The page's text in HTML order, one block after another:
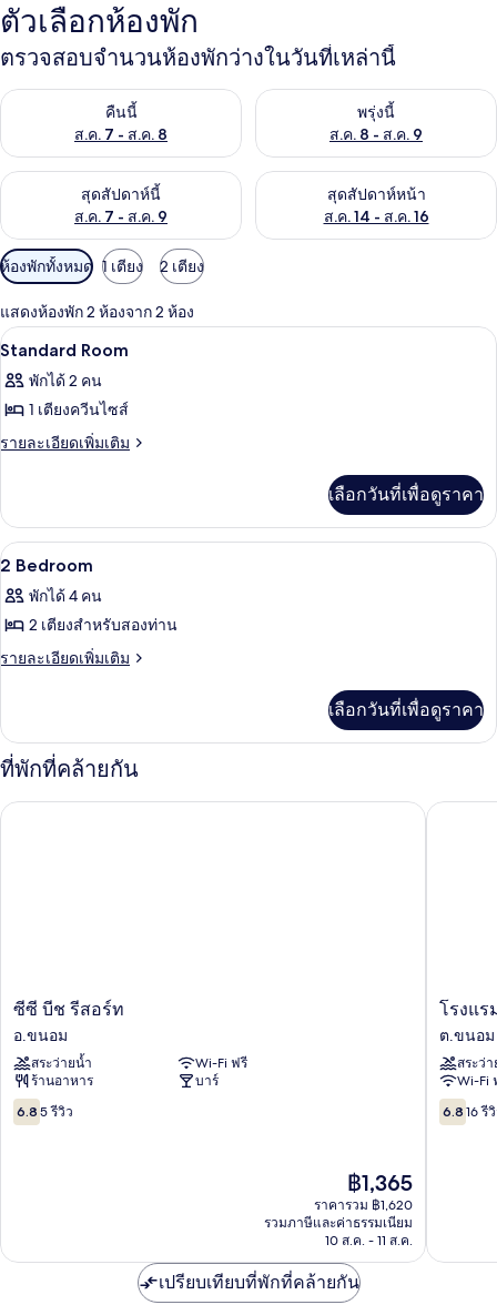
ตัวเลือกห้องพัก
ตรวจสอบจำนวนห้องพักว่างในวันที่เหล่านี้
คืนนี้
ส.ค. 7 - ส.ค. 8
ตรวจสอบจำนวนห้องพักว่างในคืนนี้ ส.ค. 7 - ส.ค. 8พรุ่งนี้
ส.ค. 8 - ส.ค. 9
ตรวจสอบจำนวนห้องพักว่างใน
สุดสัปดาห์นี้
ส.ค. 7 - ส.ค. 9
ตรวจสอบจำนวนห้องพักว่างในสุดสัปดาห์นี้ ส.ค. 7 - ส.ค. 9
สุดสัปดาห์หน้า
ส.ค. 14 - ส.ค. 16
ตรวจสอบจำนวนห้องพักว่างใน
ตัว
กรอง
ที่
มี
ให้
สำหรับ
พัก
ห้องพักทั้งหมด 1 เตียง 2 เตียง
แสดงห้องพัก 2 ห้องจาก 2 ห้อง
เปิด
ภาพถ่าย
ทั้งหมด
ของ
4
Standard Room
พักได้ 2 คน
1 เตียงควีนไซส์
รายละเอียดเพิ่มเติม
ราย
เกี่ยว
กับ
Standard
เลือกวันที่เพื่อดูราคา
เปิด
ภาพถ่าย
ทั้งหมด
ของ
5
2 Bedroom
พักได้ 4 คน
2 เตียงสำหรับสองท่าน
รายละเอียดเพิ่มเติม
ราย
เกี่ยว
กับ
2
Bedroom
เลือกวันที่เพื่อดูราคา
ที่พักที่คล้ายกัน
ซีซี
รีสอร์ท
อ.ขนอม
ซีซี บีช รีสอร์ท
อ.ขนอม
สระว่ายน้ำ
Wi-Fi ฟรี
ร้านอาหาร
บาร์
6.8
จาก
6.8 5 รีวิว
ราคา
ปัจจุบัน
คือ
฿1,365
฿1,365
ราคารวม ฿1,620
รวมภาษีและค่าธรรมเนียม
10 ส.ค. - 11 ส.ค.
ซีซี บีช รีสอร์ท
โรงแรม
รอยัล
บีช
ต.ขนอม
โรงแร
ต.ขนอม
สระว่
Wi-Fi
6.8
จาก
6.8 16 รี
โรงแรม
เปรียบเทียบที่พักที่คล้ายกัน